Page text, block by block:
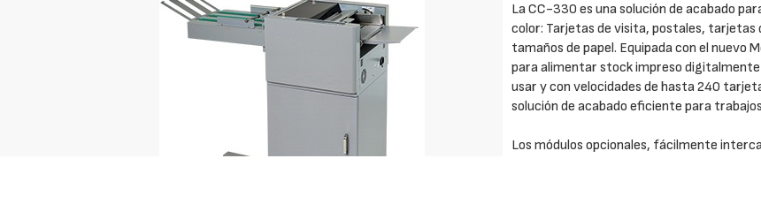
La CC-330 es una solución de acabado
color: Tarjetas de visita, postales,
tamaños de papel. Equipada con el nuevo
para alimentar stock impreso
usar y con velocidades de hasta 240
solución de acabado eficiente para
Los módulos opcionales, fácilmente